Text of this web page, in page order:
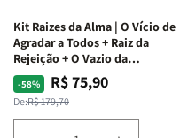
Kit Raizes da Alma | O Vício de
Agradar a Todos + Raiz da
Rejeição + O Vazio da
Insatisfação.
-58%
Preço
normal
De:R$ 179,70
Preço
promocional
R$ 75,90